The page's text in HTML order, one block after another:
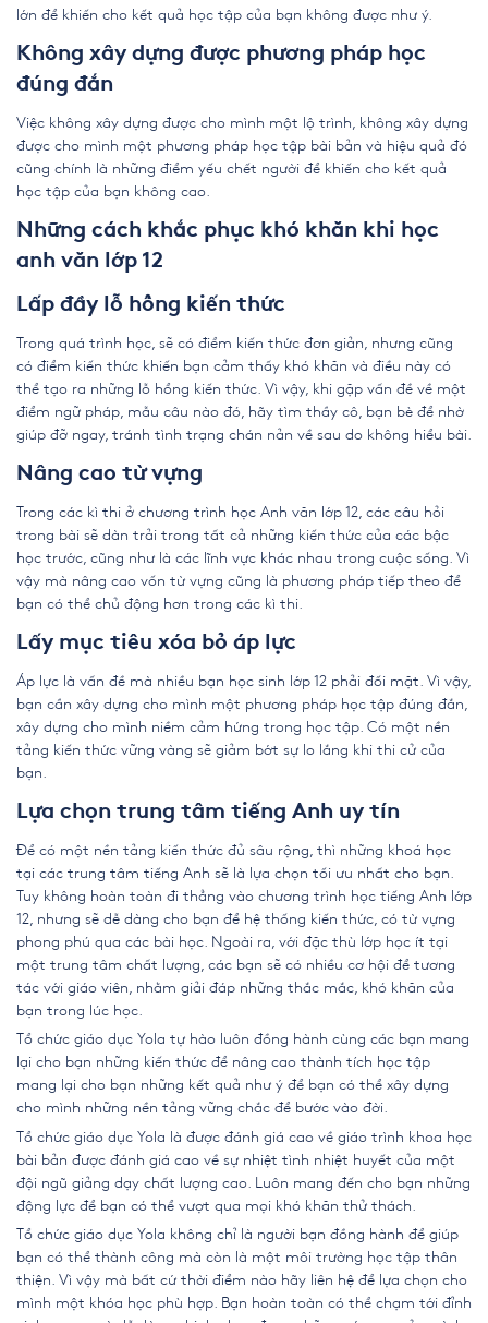
lớn để khiến cho kết quả học tập của bạn không được như ý.
Không xây dựng được phương pháp học
đúng đắn
Việc không xây dựng được cho mình một lộ trình, không xây dựng
được cho mình một phương pháp học tập bài bản và hiệu quả đó
cũng chính là những điểm yếu chết người để khiến cho kết quả
học tập của bạn không cao.
Những cách khắc phục khó khăn khi học
anh văn lớp 12
Lấp đầy lỗ hổng kiến thức
Trong quá trình học, sẽ có điểm kiến thức đơn giản, nhưng cũng
có điểm kiến thức khiến bạn cảm thấy khó khăn và điều này có
thể tạo ra những lỗ hổng kiến thức. Vì vậy, khi gặp vấn đề về một
điểm ngữ pháp, mẫu câu nào đó, hãy tìm thầy cô, bạn bè để nhờ
giúp đỡ ngay, tránh tình trạng chán nản về sau do không hiểu bài.
Nâng cao từ vựng
Trong các kì thi ở chương trình học Anh văn lớp 12, các câu hỏi
trong bài sẽ dàn trải trong tất cả những kiến thức của các bậc
học trước, cũng như là các lĩnh vực khác nhau trong cuộc sống. Vì
vậy mà nâng cao vốn từ vựng cũng là phương pháp tiếp theo để
bạn có thể chủ động hơn trong các kì thi.
Lấy mục tiêu xóa bỏ áp lực
Áp lực là vấn đề mà nhiều bạn học sinh lớp 12 phải đối mặt. Vì vậy,
bạn cần xây dựng cho mình một phương pháp học tập đúng đắn,
xây dựng cho mình niềm cảm hứng trong học tập. Có một nền
tảng kiến thức vững vàng sẽ giảm bớt sự lo lắng khi thi cử của
bạn.
Lựa chọn trung tâm tiếng Anh uy tín
Để có một nền tảng kiến thức đủ sâu rộng, thì những khoá học
tại các trung tâm tiếng Anh sẽ là lựa chọn tối ưu nhất cho bạn.
Tuy không hoàn toàn đi thẳng vào chương trình học tiếng Anh lớp
12, nhưng sẽ dễ dàng cho bạn để hệ thống kiến thức, có từ vựng
phong phú qua các bài học. Ngoài ra, với đặc thù lớp học ít tại
một trung tâm chất lượng, các bạn sẽ có nhiều cơ hội để tương
tác với giáo viên, nhằm giải đáp những thắc mắc, khó khăn của
bạn trong lúc học.
Tổ chức giáo dục Yola tự hào luôn đồng hành cùng các bạn mang
lại cho bạn những kiến thức để nâng cao thành tích học tập
mang lại cho bạn những kết quả như ý để bạn có thể xây dựng
cho mình những nền tảng vững chắc để bước vào đời.
Tổ chức giáo dục Yola là được đánh giá cao về giáo trình khoa học
bài bản được đánh giá cao về sự nhiệt tình nhiệt huyết của một
đội ngũ giảng dạy chất lượng cao. Luôn mang đến cho bạn những
động lực để bạn có thể vượt qua mọi khó khăn thử thách.
Tổ chức giáo dục Yola không chỉ là người bạn đồng hành để giúp
bạn có thể thành công mà còn là một môi trường học tập thân
thiện. Vì vậy mà bất cứ thời điểm nào hãy liên hệ để lựa chọn cho
mình một khóa học phù hợp. Bạn hoàn toàn có thể chạm tới đỉnh